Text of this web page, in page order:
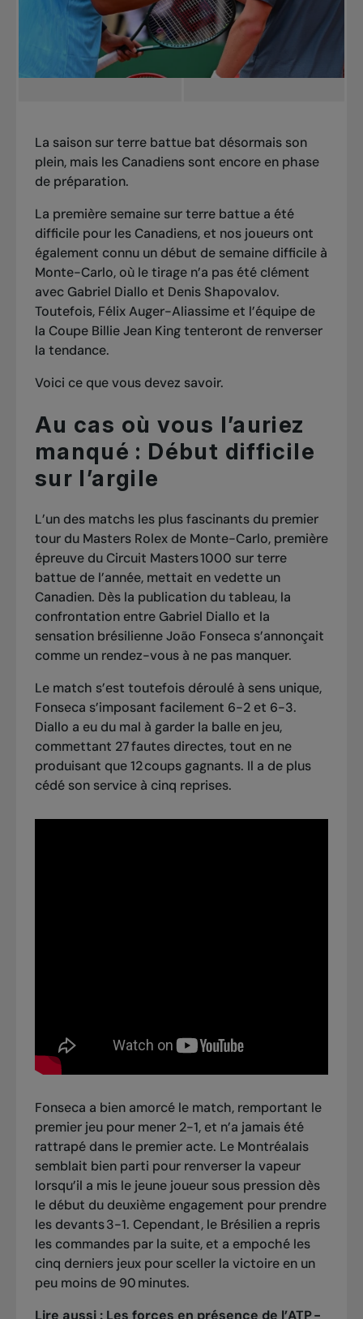
La saison sur terre battue bat désormais son
plein, mais les Canadiens sont encore en phase
de préparation.
La première semaine sur terre battue a été
difficile pour les Canadiens, et nos joueurs ont
également connu un début de semaine difficile à
Monte-Carlo, où le tirage n’a pas été clément
avec Gabriel Diallo et Denis Shapovalov.
Toutefois, Félix Auger-Aliassime et l’équipe de
la Coupe Billie Jean King tenteront de renverser
la tendance.
Voici ce que vous devez savoir.
Au cas où vous l’auriez
manqué : Début difficile
sur l’argile
L’un des matchs les plus fascinants du premier
tour du Masters Rolex de Monte-Carlo, première
épreuve du Circuit Masters 1000 sur terre
battue de l’année, mettait en vedette un
Canadien. Dès la publication du tableau, la
confrontation entre Gabriel Diallo et la
sensation brésilienne João Fonseca s’annonçait
comme un rendez-vous à ne pas manquer.
Le match s’est toutefois déroulé à sens unique,
Fonseca s’imposant facilement 6-2 et 6-3.
Diallo a eu du mal à garder la balle en jeu,
commettant 27 fautes directes, tout en ne
produisant que 12 coups gagnants. Il a de plus
cédé son service à cinq reprises.
Fonseca a bien amorcé le match, remportant le
premier jeu pour mener 2-1, et n’a jamais été
rattrapé dans le premier acte. Le Montréalais
semblait bien parti pour renverser la vapeur
lorsqu’il a mis le jeune joueur sous pression dès
le début du deuxième engagement pour prendre
les devants 3-1. Cependant, le Brésilien a repris
les commandes par la suite, et a empoché les
cinq derniers jeux pour sceller la victoire en un
peu moins de 90 minutes.
Lire aussi : Les forces en présence de l’ATP -